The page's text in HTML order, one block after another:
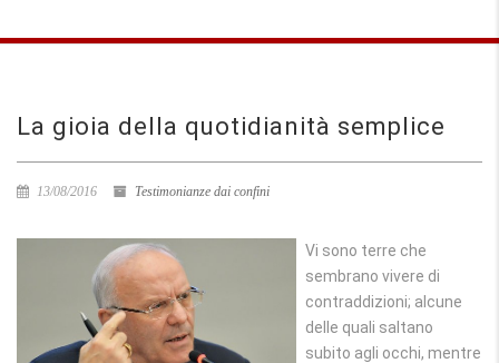
La gioia della quotidianità semplice
13/08/2016 Testimonianze dai confini
Vi sono terre che
sembrano vivere di
contraddizioni; alcune
delle quali saltano
subito agli occhi, mentre